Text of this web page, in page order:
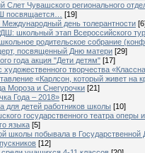
Слет Чувашского регионального
посвящается…
[19]
день толерантности
школьный этап Всероссийского
родительское собрание
посвященный Дню матери [29]
года акция "Дети детям" [17]
творчества
«Карлсон, который живет на
Мороза и Снегурочки [21]
Года – 2018» [12]
для детей работников школы [10]
государственного театра оперы
языка [5]
школы побывала в
[12]